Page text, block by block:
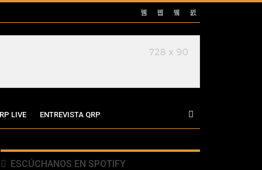
LIVE ENTREVISTA QRP
ESCÚCHANOS EN SPOTIFY